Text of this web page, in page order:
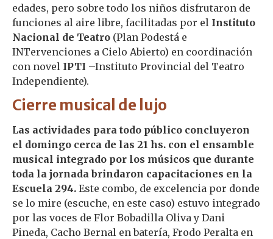
edades, pero sobre todo los niños disfrutaron de
funciones al aire libre, facilitadas por el Instituto
Nacional de Teatro (Plan Podestá e
INTervenciones a Cielo Abierto) en coordinación
con novel IPTI –Instituto Provincial del Teatro
Independiente).
Cierre musical de lujo
Las actividades para todo público concluyeron
el domingo cerca de las 21 hs. con el ensamble
musical integrado por los músicos que durante
toda la jornada brindaron capacitaciones en la
Escuela 294. Este combo, de excelencia por donde
se lo mire (escuche, en este caso) estuvo integrado
por las voces de Flor Bobadilla Oliva y Dani
Pineda, Cacho Bernal en batería, Frodo Peralta en